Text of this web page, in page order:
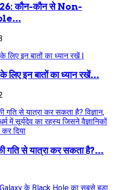
कौन-कौन से Non-
लिए इन बातों का ध्यान रखें...
गति से यात्रा कर सकता है?...